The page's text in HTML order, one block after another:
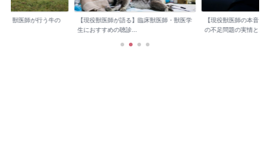
】獣医師が行う牛の
【現役獣医師が語る】臨床獣医師・獣医学
生におすすめの聴診...
【現役獣医師の本音】
の不足問題の実情と...